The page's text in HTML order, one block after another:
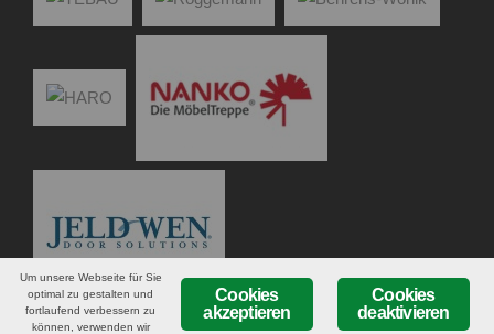
Cookies
deaktivieren
Cookies
akzeptieren
Um unsere Webseite für Sie
optimal zu gestalten und
fortlaufend verbessern zu
können, verwenden wir